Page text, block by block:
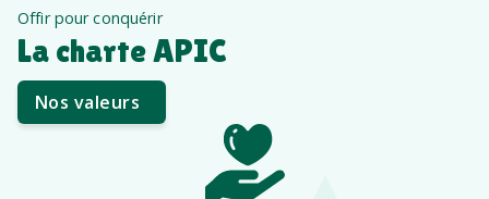
Offir pour conquérir
La charte APIC
Nos valeurs